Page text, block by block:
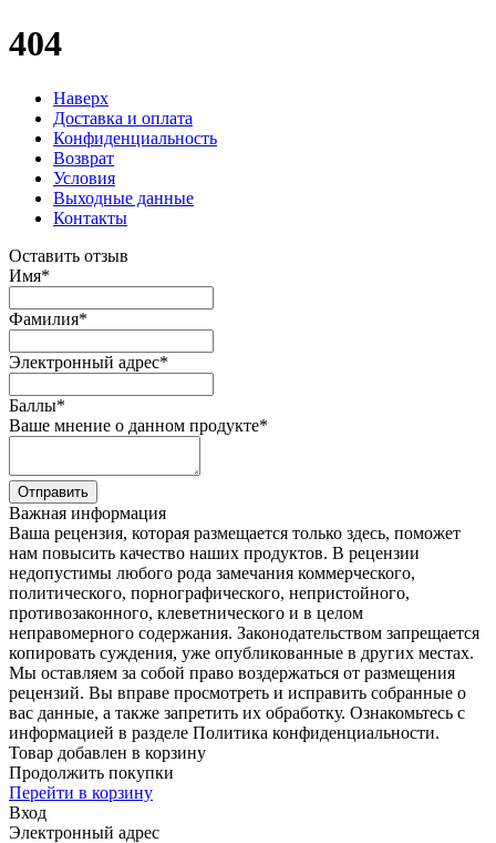
404
Наверх
Доставка и оплата
Конфиденциальность
Возврат
Условия
Выходные данные
Контакты
Оставить отзыв
Имя*
Фамилия*
Электронный адрес*
Баллы*
Ваше мнение о данном продукте*
Отправить
Важная информация
Ваша рецензия, которая размещается только здесь, поможет
нам повысить качество наших продуктов. В рецензии
недопустимы любого рода замечания коммерческого,
политического, порнографического, непристойного,
противозаконного, клеветнического и в целом
неправомерного содержания. Законодательством запрещается
копировать суждения, уже опубликованные в других местах.
Мы оставляем за собой право воздержаться от размещения
рецензий. Вы вправе просмотреть и исправить собранные о
вас данные, а также запретить их обработку. Ознакомьтесь с
информацией в разделе Политика конфиденциальности.
Товар добавлен в корзину
Продолжить покупки
Перейти в корзину
Вход
Электронный адрес